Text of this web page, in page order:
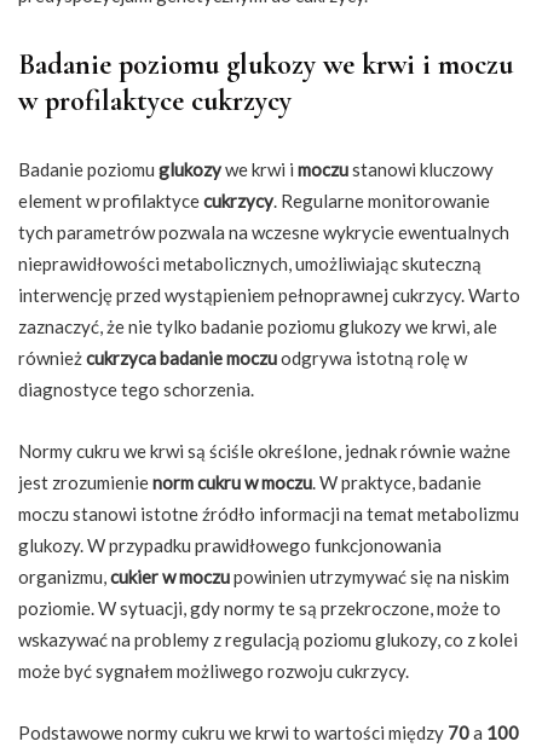
Badanie poziomu glukozy we krwi i moczu
w profilaktyce cukrzycy
Badanie poziomu glukozywe krwi i moczustanowi kluczowy
element w profilaktycecukrzycy. Regularne monitorowanie
tych parametrów pozwala na wczesne wykrycie ewentualnych
nieprawidłowości metabolicznych, umożliwiając skuteczną
interwencję przed wystąpieniem pełnoprawnej cukrzycy. Warto
zaznaczyć, że nie tylko badanie poziomu glukozy we krwi, ale
równieżcukrzyca badanie moczuodgrywa istotną rolę w
diagnostyce tego schorzenia.
Normy cukru we krwi są ściśle określone, jednak równie ważne
jest zrozumienienorm cukru w moczu. W praktyce, badanie
moczu stanowi istotne źródło informacji na temat metabolizmu
glukozy. W przypadku prawidłowego funkcjonowania
organizmu,cukier w moczupowinien utrzymywać się na niskim
poziomie. W sytuacji, gdy normy te są przekroczone, może to
wskazywać na problemy z regulacją poziomu glukozy, co z kolei
może być sygnałem możliwego rozwoju cukrzycy.
Podstawowe normy cukru we krwi to wartości między 70a 100